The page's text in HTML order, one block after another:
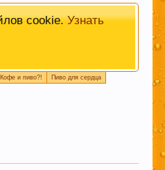
cookie.Узнать
Кофе и пиво?!
Пиво для сердца